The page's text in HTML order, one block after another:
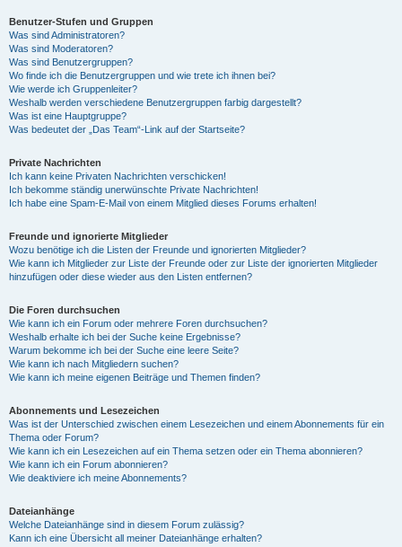
Benutzer-Stufen und Gruppen
Was sind Administratoren?
Was sind Moderatoren?
Was sind Benutzergruppen?
Wo finde ich die Benutzergruppen und wie trete ich ihnen bei?
Wie werde ich Gruppenleiter?
Weshalb werden verschiedene Benutzergruppen farbig dargestellt?
Was ist eine Hauptgruppe?
Was bedeutet der „Das Team“-Link auf der Startseite?
Private Nachrichten
Ich kann keine Privaten Nachrichten verschicken!
Ich bekomme ständig unerwünschte Private Nachrichten!
Ich habe eine Spam-E-Mail von einem Mitglied dieses Forums erhalten!
Freunde und ignorierte Mitglieder
Wozu benötige ich die Listen der Freunde und ignorierten Mitglieder?
Wie kann ich Mitglieder zur Liste der Freunde oder zur Liste der ignorierten Mitglieder
hinzufügen oder diese wieder aus den Listen entfernen?
Die Foren durchsuchen
Wie kann ich ein Forum oder mehrere Foren durchsuchen?
Weshalb erhalte ich bei der Suche keine Ergebnisse?
Warum bekomme ich bei der Suche eine leere Seite?
Wie kann ich nach Mitgliedern suchen?
Wie kann ich meine eigenen Beiträge und Themen finden?
Abonnements und Lesezeichen
Was ist der Unterschied zwischen einem Lesezeichen und einem Abonnements für ein
Thema oder Forum?
Wie kann ich ein Lesezeichen auf ein Thema setzen oder ein Thema abonnieren?
Wie kann ich ein Forum abonnieren?
Wie deaktiviere ich meine Abonnements?
Dateianhänge
Welche Dateianhänge sind in diesem Forum zulässig?
Kann ich eine Übersicht all meiner Dateianhänge erhalten?